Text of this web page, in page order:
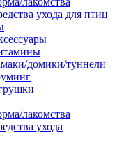
ухода для птиц
домики/туннели
лакомства
ухода